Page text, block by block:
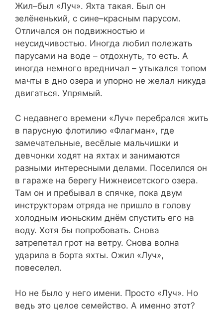
Жил–был «Луч». Яхта такая. Был он
зелёненький, с сине–красным парусом.
Отличался он подвижностью и
неусидчивостью. Иногда любил полежать
парусами на воде – отдохнуть, то есть. А
иногда немного вредничал – утыкался топом
мачты в дно озера и упорно не желал никуда
двигаться. Упрямый.
С недавнего времени «Луч» перебрался жить
в парусную флотилию «Флагман», где
замечательные, весёлые мальчишки и
девчонки ходят на яхтах и занимаются
разными интересными делами. Поселился он
в гараже на берегу Нижнеисетского озера.
Там он и пребывал в спячке, пока двум
инструкторам отряда не пришло в голову
холодным июньским днём спустить его на
воду. Хотя бы попробовать. Снова
затрепетал грот на ветру. Снова волна
ударила в борта яхты. Ожил «Луч»,
повеселел.
Но не было у него имени. Просто «Луч». Но
ведь это целое семейство. А именно этот?